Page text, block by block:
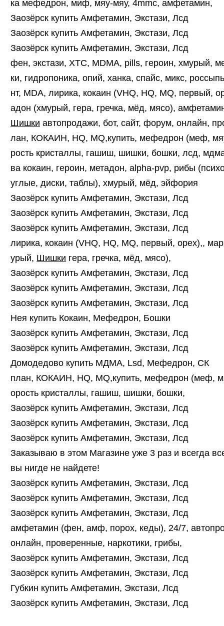
ка мефедрон, миф, мяу-мяу, 4mmc, амфетамин,
Заозёрск купить Амфетамин, Экстази, Лсд
Заозёрск купить Амфетамин, Экстази, Лсд
Заозёрск купить Амфетамин, Экстази, Лсд
фен, экстази, XTC, MDMA, pills, героин, хмурый,
ки, гидропоника, опий, ханка, спайс, микс,
нт, MDA, лирика, кокаин (VHQ, HQ, MQ, первый,
адон (хмурый, гера, гречка, мёд, мясо),
Шишки автопродажи, бот, сайт, форум, онлайн,
лан, КОКАИН, HQ, MQ,купить, мефедрон (меф,
рость кристаллы, гашиш, шишки, бошки, лсд,
ва кокаин, героин, метадон, alpha-pvp, рибы
углые, диски, таблы), хмурый, мёд, эйфория
Заозёрск купить Амфетамин, Экстази, Лсд
Заозёрск купить Амфетамин, Экстази, Лсд
Заозёрск купить Амфетамин, Экстази, Лсд
лирика, кокаин (VHQ, HQ, MQ, первый, орех),,
урый, Шишки гера, гречка, мёд, мясо),
Заозёрск купить Амфетамин, Экстази, Лсд
Заозёрск купить Амфетамин, Экстази, Лсд
Заозёрск купить Амфетамин, Экстази, Лсд
Нея купить Кокаин, Мефедрон, Бошки
Заозёрск купить Амфетамин, Экстази, Лсд
Заозёрск купить Амфетамин, Экстази, Лсд
Домодедово купить МДМА, Lsd, Мефедрон, СК
план, КОКАИН, HQ, MQ,купить, мефедрон (меф,
орость кристаллы, гашиш, шишки, бошки,
Заозёрск купить Амфетамин, Экстази, Лсд
Заозёрск купить Амфетамин, Экстази, Лсд
Заозёрск купить Амфетамин, Экстази, Лсд
Заказываю в этом Магазине уже 3 раз и всегда
вы нигде не найдете!
Заозёрск купить Амфетамин, Экстази, Лсд
Заозёрск купить Амфетамин, Экстази, Лсд
Заозёрск купить Амфетамин, Экстази, Лсд
амфетамин (фен, амф, порох, кеды), 24/7,
онлайн, проверенные, наркотики, грибы,
Заозёрск купить Амфетамин, Экстази, Лсд
Заозёрск купить Амфетамин, Экстази, Лсд
Губкин купить Амфетамин, Экстази, Лсд
Заозёрск купить Амфетамин, Экстази, Лсд